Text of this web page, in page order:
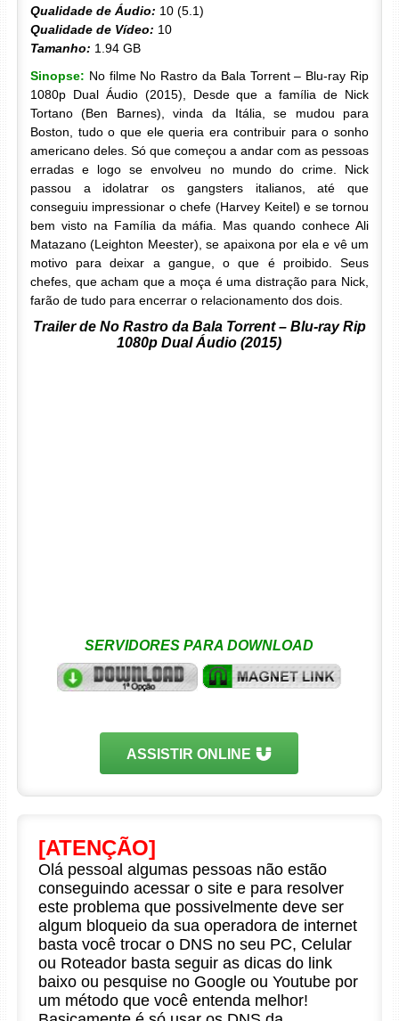
Qualidade de Áudio: 10 (5.1)
Qualidade de Vídeo: 10
Tamanho: 1.94 GB
Sinopse: No filme No Rastro da Bala Torrent – Blu-ray Rip
1080p Dual Áudio (2015), Desde que a família de Nick
Tortano (Ben Barnes), vinda da Itália, se mudou para
Boston, tudo o que ele queria era contribuir para o sonho
americano deles. Só que começou a andar com as pessoas
erradas e logo se envolveu no mundo do crime. Nick
passou a idolatrar os gangsters italianos, até que
conseguiu impressionar o chefe (Harvey Keitel) e se tornou
bem visto na Família da máfia. Mas quando conhece Ali
Matazano (Leighton Meester), se apaixona por ela e vê um
motivo para deixar a gangue, o que é proibido. Seus
chefes, que acham que a moça é uma distração para Nick,
farão de tudo para encerrar o relacionamento dos dois.
Trailer de No Rastro da Bala Torrent – Blu-ray Rip
1080p Dual Áudio (2015)
SERVIDORES PARA DOWNLOAD
ASSISTIR ONLINE
[ATENÇÃO]
Olá pessoal algumas pessoas não estão
conseguindo acessar o site e para resolver
este problema que possivelmente deve ser
algum bloqueio da sua operadora de internet
basta você trocar o DNS no seu PC, Celular
ou Roteador basta seguir as dicas do link
baixo ou pesquise no Google ou Youtube por
um método que você entenda melhor!